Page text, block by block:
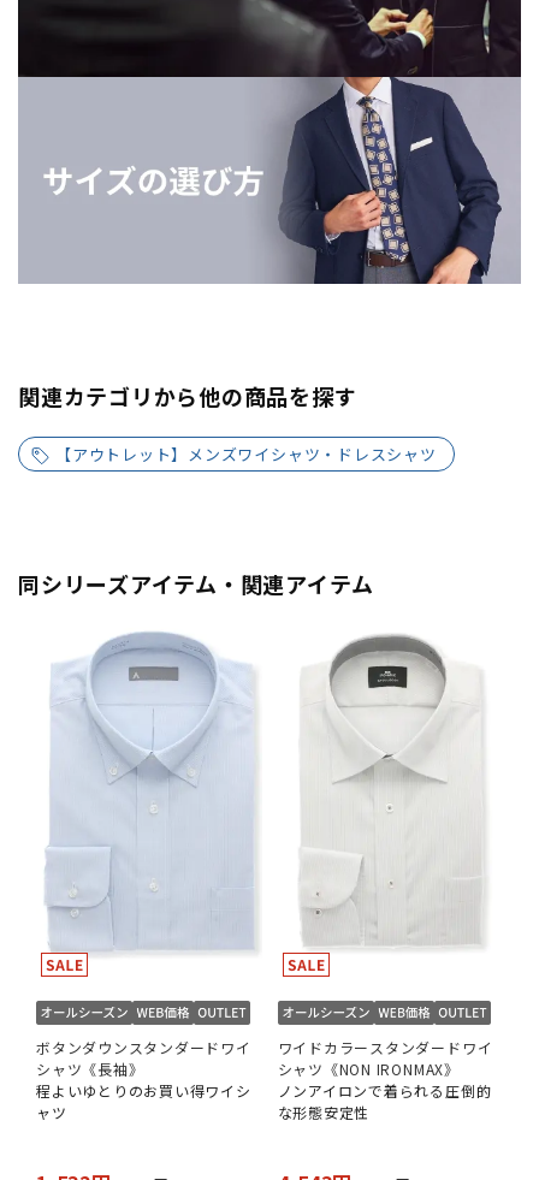
関連カテゴリから他の商品を探す
【アウトレット】メンズワイシャツ・ドレスシャツ
同シリーズアイテム・関連アイテム
ボタンダウンスタンダードワイ
シャツ《長袖》
程よいゆとりのお買い得ワイシ
ャツ
ワイドカラースタンダードワイ
シャツ《NON IRONMAX》
ノンアイロンで着られる圧倒的
な形態安定性